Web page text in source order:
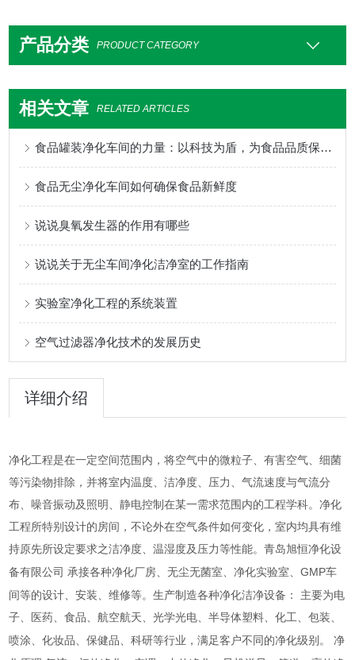
产品分类 PRODUCT CATEGORY
相关文章 RELATED ARTICLES
食品罐装净化车间的力量：以科技为盾，为食品品质保驾护航到底！
食品无尘净化车间如何确保食品新鲜度
说说臭氧发生器的作用有哪些
说说关于无尘车间净化洁净室的工作指南
实验室净化工程的系统装置
空气过滤器净化技术的发展历史
详细介绍
净化工程是在一定空间范围内，将空气中的微粒子、有害空气、细菌
等污染物排除，并将室内温度、洁净度、压力、气流速度与气流分
布、噪音振动及照明、静电控制在某一需求范围内的工程学科。净化
工程所特别设计的房间，不论外在空气条件如何变化，室内均具有维
持原先所设定要求之洁净度、温湿度及压力等性能。青岛旭恒净化设
备有限公司 承接各种净化厂房、无尘无菌室、净化实验室、GMP车
间等的设计、安装、维修等。生产制造各种净化洁净设备：
主要为电
子、医药、食品、航空航天、光学光电、半导体塑料、化工、包装、
喷涂、化妆品、保健品、科研等行业，满足客户不同的净化级别。
净